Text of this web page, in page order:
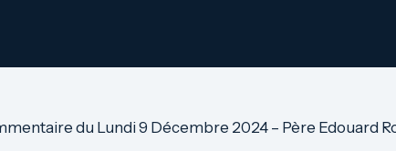
du Lundi 9 Décembre 2024 – Père Edouard